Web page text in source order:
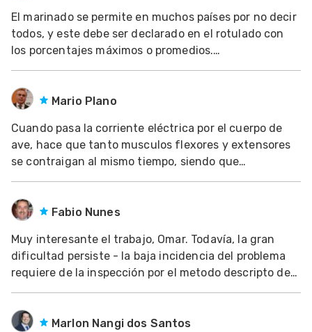
El marinado se permite en muchos países por no decir
todos, y este debe ser declarado en el rotulado con
los porcentajes máximos o promedios.
Particularmente acá en Perú no es una práctica
pollo saborizado o procesado. Para el caso de
Mario Plano
Cuando pasa la corriente eléctrica por el cuerpo de
ave, hace que tanto musculos flexores y extensores
se contraigan al mismo tiempo, siendo que
naturalmente cuando un grupo de musculos se
Al ser todos al mismo tiempo se fracturan huesos
Fabio Nunes
Muy interesante el trabajo, Omar. Todavía, la gran
dificultad persiste - la baja incidencia del problema
requiere de la inspección por el metodo descripto de
un inmenso numero de canales, lo que exige espacio y
paso interesante que, quizá, nos
Marlon Nangi dos Santos